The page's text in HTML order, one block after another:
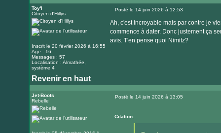
le
internet
Toy'l
Citoyen d'Hillys
Inscrit le 20 février 2026 à 16:55
Age : 16
Messages : 57
Localisation : Almathée,
système 4
Posté le 14 juin 2026 à 12:53
Ah, c'est incroyable mais par contre je
commence à dater. Donc justement ça
avis. T'en pense quoi Nimitz?
Revenir en haut
Jet-Boots
Rebelle
Posté le 14 juin 2026 à 13:05
Citation: